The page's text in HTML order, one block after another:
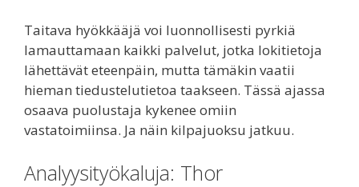
Taitava hyökkääjä voi luonnollisesti pyrkiä
lamauttamaan kaikki palvelut, jotka lokitietoja
lähettävät eteenpäin, mutta tämäkin vaatii
hieman tiedustelutietoa taakseen. Tässä ajassa
osaava puolustaja kykenee omiin
vastatoimiinsa. Ja näin kilpajuoksu jatkuu.
Analyysityökaluja: Thor